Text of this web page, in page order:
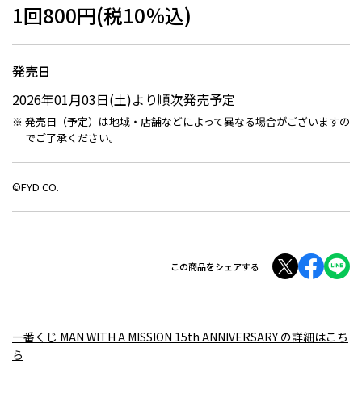
1回800円(税10％込)
発売日
2026年01月03日(土)より順次発売予定
発売日（予定）は地域・店舗などによって異なる場合がございますの
でご了承ください。
©FYD CO.
この商品をシェアする
一番くじ MAN WITH A MISSION 15th ANNIVERSARY の詳細はこち
ら